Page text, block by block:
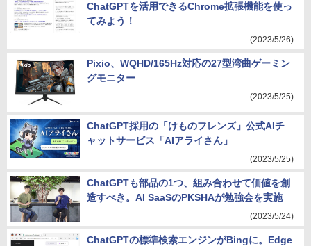
ChatGPTを活用できるChrome拡張機能を使っ
てみよう！
(2023/5/26)
Pixio、WQHD/165Hz対応の27型湾曲ゲーミン
グモニター
(2023/5/25)
ChatGPT採用の「けものフレンズ」公式AIチ
ャットサービス「AIアライさん」
(2023/5/25)
ChatGPTも部品の1つ、組み合わせて価値を創
造すべき。AI SaaSのPKSHAが勉強会を実施
(2023/5/24)
ChatGPTの標準検索エンジンがBingに。Edge